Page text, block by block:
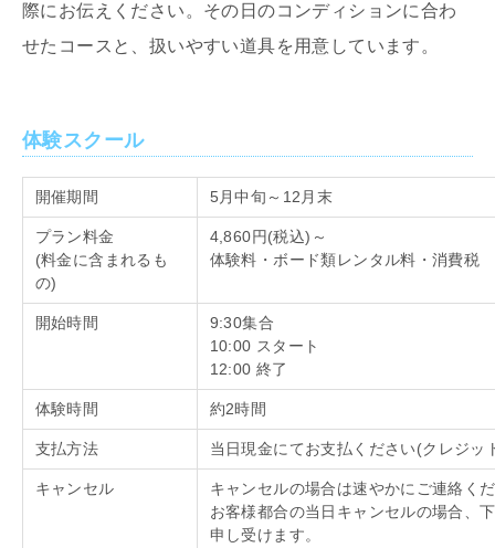
際にお伝えください。その日のコンディションに合わ
せたコースと、扱いやすい道具を用意しています。
体験スクール
開催期間 5月中旬～ 12 月末
プラン料金
(料金に含まれるも
の)
4,860円(税込) ～
体験料・ボード類レンタル料・消費税
開始時間
9:30集合
10:00 スタート
12:00 終了
体験時間 約2時間
支払方法 当日現金にてお支払ください(クレジッ
キャンセル
キャンセルの場合は速やかにご連絡く
お客様都合の当日キャンセルの場合、
申し受けます。